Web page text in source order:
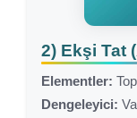
2) Ekşi Tat
Elementler:
Dengeleyici: